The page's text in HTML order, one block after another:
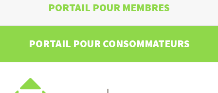
PORTAIL POUR MEMBRES
PORTAIL POUR CONSOMMATEURS